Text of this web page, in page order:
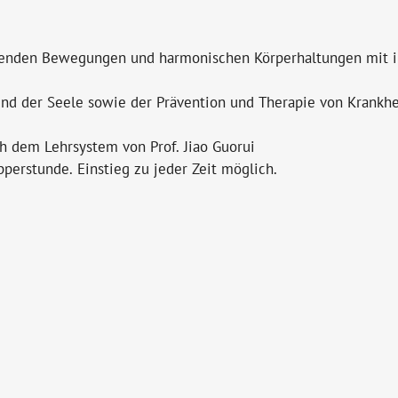
Bewegungen und harmonischen Körperhaltungen
der Seele sowie der Prävention und Therapie von
Lehrsystem von Prof. Jiao Guorui
Einstieg zu jeder Zeit möglich.